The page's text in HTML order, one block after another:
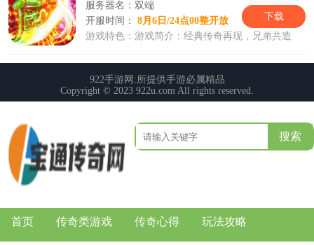
搜索
首页 传奇类游戏 传奇心得 玩法攻略